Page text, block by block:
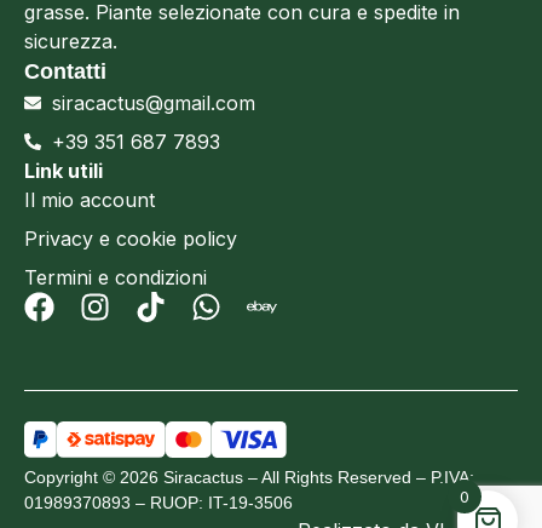
grasse. Piante selezionate con cura e spedite in
sicurezza.
Contatti
siracactus@gmail.com
+39 351 687 7893
Link utili
Il mio account
Privacy e cookie policy
Termini e condizioni
Copyright © 2026 Siracactus – All Rights Reserved – P.IVA:
01989370893 – RUOP: IT-19-3506
0